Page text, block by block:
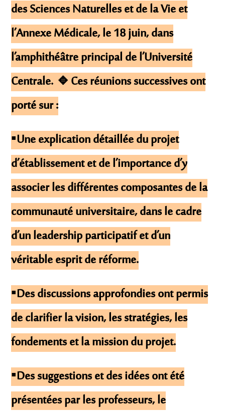
des Sciences Naturelles et de la Vie et
l’Annexe Médicale, le 18 juin, dans
l’amphithéâtre principal de l’Université
Centrale. 🔹Ces réunions successives ont
porté sur :
▪️Une explication détaillée du projet
d’établissement et de l’importance d’y
associer les différentes composantes de la
communauté universitaire, dans le cadre
d’un leadership participatif et d’un
véritable esprit de réforme.
▪️Des discussions approfondies ont permis
de clarifier la vision, les stratégies, les
fondements et la mission du projet.
▪️Des suggestions et des idées ont été
présentées par les professeurs, le